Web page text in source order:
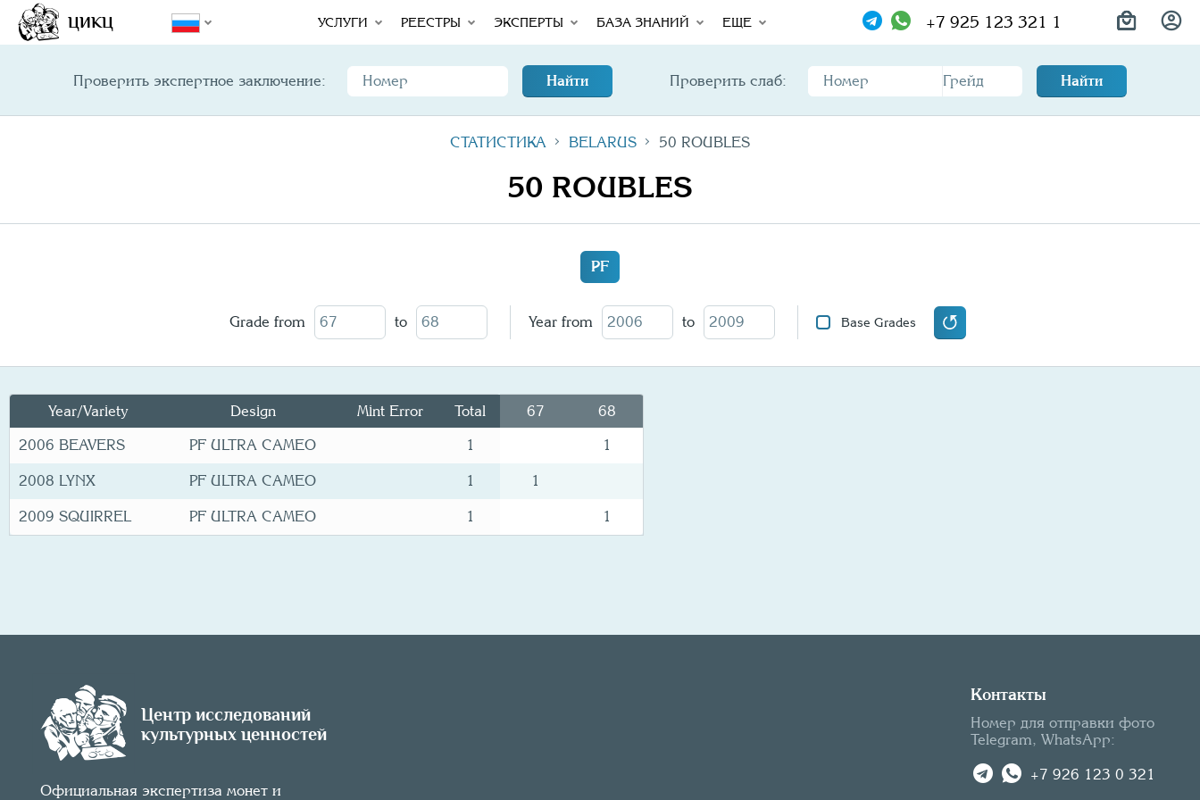
ЦИКЦ УСЛУГИ РЕЕСТРЫ ЭКСПЕРТЫ БАЗА ЗНАНИЙ ЕЩЕ +7 925 123 321 1
Проверить экспертное заключение: Найти Проверить слаб: Найти
СТАТИСТИКА BELARUS 50 ROUBLES
50 ROUBLES
PF
Grade from to Year from to Base Grades
Year/Variety Mint Error Total
Year/Variety Design Mint Error
Total
2006 BEAVERS
PF ULTRA CAMEO 1
2008 LYNX PF ULTRA CAMEO 1
2009 SQUIRREL PF ULTRA CAMEO 1
67
68
1
1
1
Центр исследований
культурных ценностей
Официальная экспертиза монет и
Контакты
Номер для отправки фото
Telegram, WhatsApp:
+7 926 123 0 321